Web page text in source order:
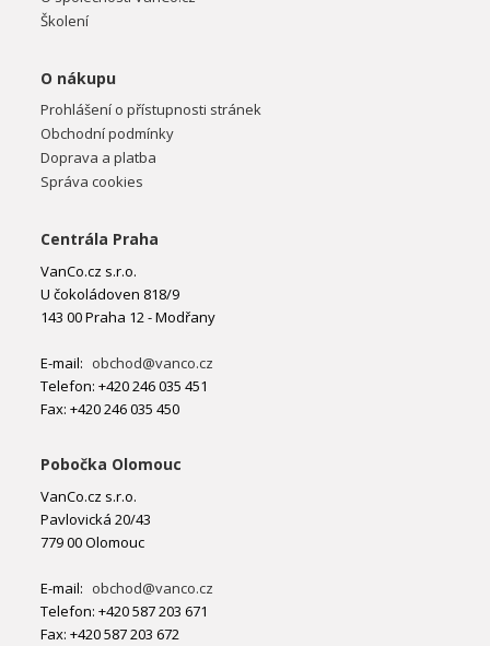
Školení
O nákupu
Prohlášení o přístupnosti stránek
Obchodní podmínky
Doprava a platba
Správa cookies
Centrála Praha
VanCo.cz s.r.o.
U čokoládoven 818/9
143 00 Praha 12 - Modřany
E-mail: obchod@vanco.cz
Telefon: +420 246 035 451
Fax: +420 246 035 450
Pobočka Olomouc
VanCo.cz s.r.o.
Pavlovická 20/43
779 00 Olomouc
E-mail: obchod@vanco.cz
Telefon: +420 587 203 671
Fax: +420 587 203 672